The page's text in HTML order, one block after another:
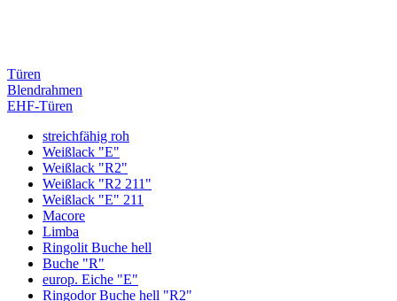
Türen
Blendrahmen
EHF-Türen
streichfähig roh
Weißlack "E"
Weißlack "R2"
Weißlack "R2 211"
Weißlack "E" 211
Macore
Limba
Ringolit Buche hell
Buche "R"
europ. Eiche "E"
Ringodor Buche hell "R2"